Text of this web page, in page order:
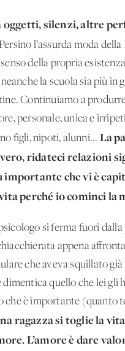
silenzi, altre
l’assurda moda
della propria
la scuola sia più
Continuiamo a
personale, unica e
figli, nipoti, alunni... La
ridateci relazioni
importante che vi è
perché io cominci la
si ferma fuori
appena
che aveva squillato
quello che lei
che è importante
ragazza si toglie la
L’amore è dare